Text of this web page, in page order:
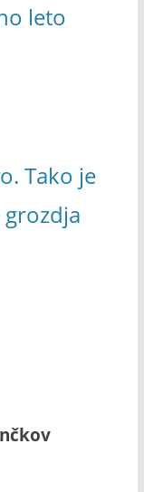
leto
Tako je